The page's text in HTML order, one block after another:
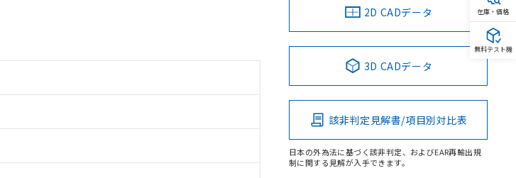
2D CADデータ
3D CADデータ
該非判定見解書/項目別対比表
日本の外為法に基づく該非判定、およびEAR再輸出規
制に関する見解が入手できます。
在庫・価格
無料テスト機